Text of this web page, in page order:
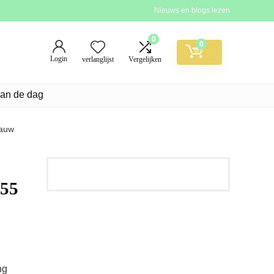
Nieuws en blogs lezen
Login verlanglijst
0
Vergelijken
0
de dag